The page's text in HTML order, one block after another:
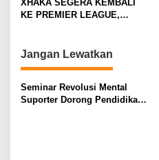
i
n
XHAKA SEGERA KEMBALI
KE PREMIER LEAGUE,
Jangan Lewatkan
Seminar Revolusi Mental
Suporter Dorong Pendidikan